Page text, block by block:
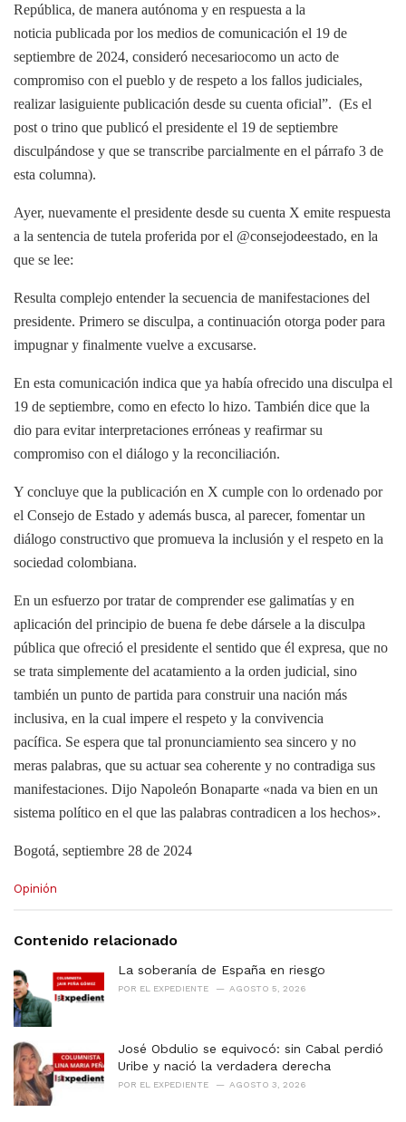
República, de manera autónoma y en respuesta a la
noticia publicada por los medios de comunicación el 19 de
septiembre de 2024, consideró necesariocomo un acto de
compromiso con el pueblo y de respeto a los fallos judiciales,
realizar lasiguiente publicación desde su cuenta oficial”. (Es el
post o trino que publicó el presidente el 19 de septiembre
disculpándose y que se transcribe parcialmente en el párrafo 3 de
esta columna).
Ayer, nuevamente el presidente desde su cuenta X emite respuesta
a la sentencia de tutela proferida por el @consejodeestado, en la
que se lee:
Resulta complejo entender la secuencia de manifestaciones del
presidente. Primero se disculpa, a continuación otorga poder para
impugnar y finalmente vuelve a excusarse.
En esta comunicación indica que ya había ofrecido una disculpa el
19 de septiembre, como en efecto lo hizo. También dice que la
dio para evitar interpretaciones erróneas y reafirmar su
compromiso con el diálogo y la reconciliación.
Y concluye que la publicación en X cumple con lo ordenado por
el Consejo de Estado y además busca, al parecer, fomentar un
diálogo constructivo que promueva la inclusión y el respeto en la
sociedad colombiana.
En un esfuerzo por tratar de comprender ese galimatías y en
aplicación del principio de buena fe debe dársele a la disculpa
pública que ofreció el presidente el sentido que él expresa, que no
se trata simplemente del acatamiento a la orden judicial, sino
también un punto de partida para construir una nación más
inclusiva, en la cual impere el respeto y la convivencia
pacífica. Se espera que tal pronunciamiento sea sincero y no
meras palabras, que su actuar sea coherente y no contradiga sus
manifestaciones. Dijo Napoleón Bonaparte «nada va bien en un
sistema político en el que las palabras contradicen a los hechos».
Bogotá, septiembre 28 de 2024
C
e
o
r
i
e
:
Opinión
Contenido relacionado
La soberanía de España en riesgo
POR EL EXPEDIENTE AGOSTO 5, 2026
José Obdulio se equivocó: sin Cabal perdió
Uribe y nació la verdadera derecha
POR EL EXPEDIENTE AGOSTO 3, 2026